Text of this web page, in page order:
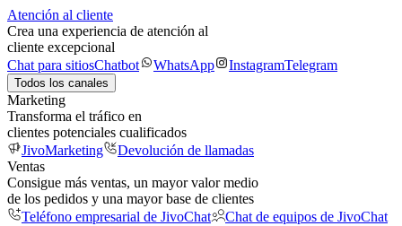
Atención al cliente
Crea una experiencia de atención al
cliente excepcional
Chat para sitiosChatbot WhatsApp InstagramTelegram
Todos los canales
Marketing
Transforma el tráfico en
clientes potenciales cualificados
JivoMarketing
Devolución de llamadas
Ventas
Consigue más ventas, un mayor valor medio
de los pedidos y una mayor base de clientes
Teléfono empresarial de JivoChat
Chat de equipos de JivoChat